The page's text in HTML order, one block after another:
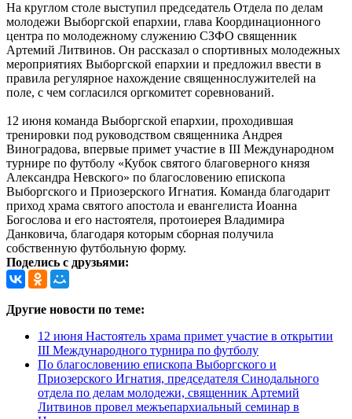
На круглом столе выступил председатель Отдела по делам
молодежи Выборгской епархии, глава Координационного
центра по молодежному служению СЗФО священник
Артемий Литвинов. Он рассказал о спортивных молодежных
мероприятиях Выборгской епархии и предложил ввести в
правила регулярное нахождение священнослужителей на
поле, с чем согласился оргкомитет соревнований.
12 июня команда Выборгской епархии, проходившая
тренировки под руководством священника Андрея
Виноградова, впервые примет участие в III Международном
турнире по футболу «Кубок святого благоверного князя
Александра Невского» по благословению епископа
Выборгского и Приозерского Игнатия. Команда благодарит
приход храма святого апостола и евангелиста Иоанна
Богослова и его настоятеля, протоиерея Владимира
Данковича, благодаря которым сборная получила
собственную футбольную форму.
Поделись с друзьями:
Другие новости по теме:
12 июня Настоятель храма примет участие в открытии
III Международного турнира по футболу
По благословению епископа Выборгского и
Приозерского Игнатия, председателя Синодального
отдела по делам молодежи, священник Артемий
Литвинов провел межъепархиальный семинар в